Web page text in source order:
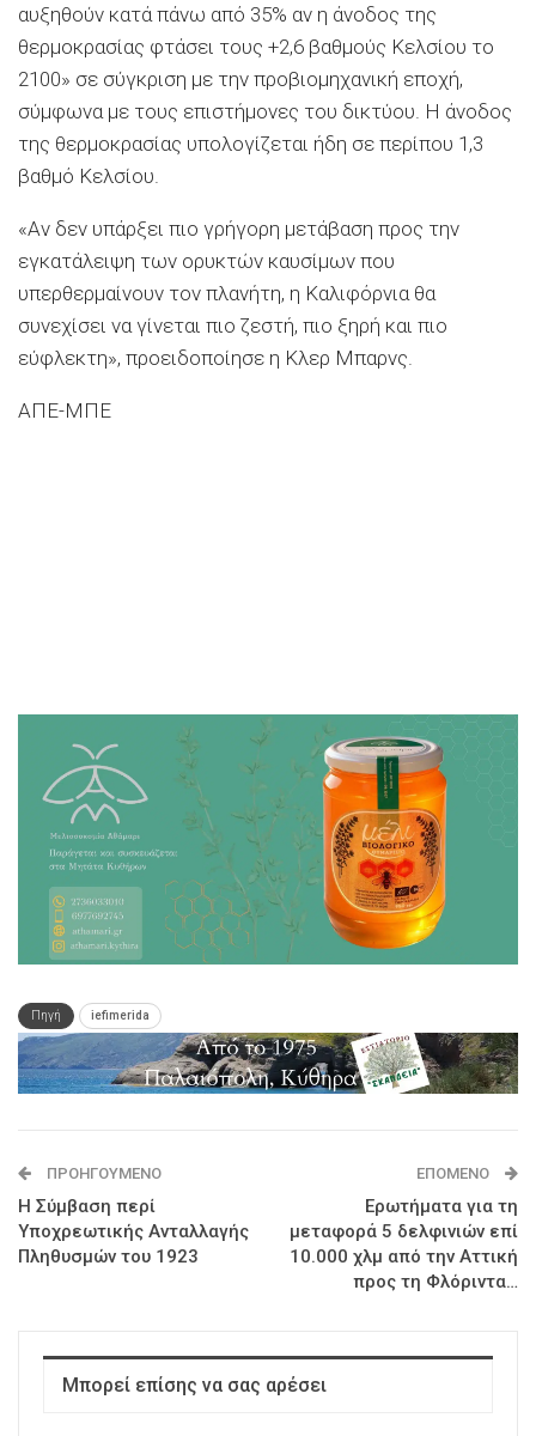
αυξηθούν κατά πάνω από 35% αν η άνοδος της
θερμοκρασίας φτάσει τους +2,6 βαθμούς Κελσίου το
2100» σε σύγκριση με την προβιομηχανική εποχή,
σύμφωνα με τους επιστήμονες του δικτύου. Η άνοδος
της θερμοκρασίας υπολογίζεται ήδη σε περίπου 1,3
βαθμό Κελσίου.
«Αν δεν υπάρξει πιο γρήγορη μετάβαση προς την
εγκατάλειψη των ορυκτών καυσίμων που
υπερθερμαίνουν τον πλανήτη, η Καλιφόρνια θα
συνεχίσει να γίνεται πιο ζεστή, πιο ξηρή και πιο
εύφλεκτη», προειδοποίησε η Κλερ Μπαρνς.
ΑΠΕ-ΜΠΕ
Πηγή iefimerida
ΠΡΟΗΓΟΎΜΕΝΟ
Η Σύμβαση περί
Υποχρεωτικής Ανταλλαγής
Πληθυσμών του 1923
ΕΠΌΜΕΝΟ
Ερωτήματα για τη
μεταφορά 5 δελφινιών επί
10.000 χλμ από την Αττική
προς τη Φλόριντα…
Μπορεί επίσης να σας αρέσει